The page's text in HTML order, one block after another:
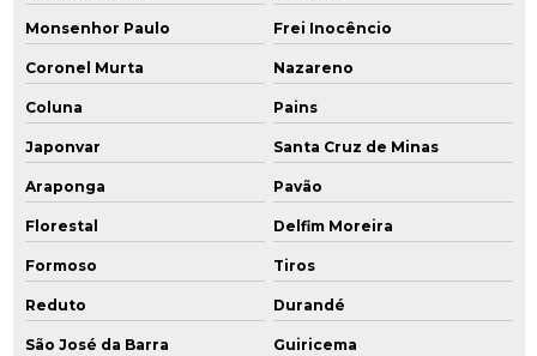
Monsenhor Paulo Frei Inocêncio
Coronel Murta Nazareno
Coluna Pains
Japonvar Santa Cruz de Minas
Araponga Pavão
Florestal Delfim Moreira
Formoso Tiros
Reduto Durandé
São José da Barra Guiricema